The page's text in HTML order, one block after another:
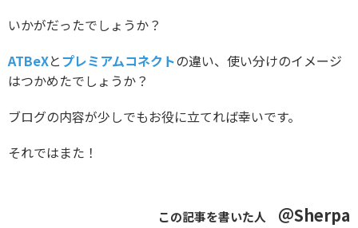
いかがだったでしょうか？
ATBeXとプレミアムコネクトの違い、使い分けのイメージ
はつかめたでしょうか？
ブログの内容が少しでもお役に立てれば幸いです。
それではまた！
この記事を書いた人 ＠Sherpa